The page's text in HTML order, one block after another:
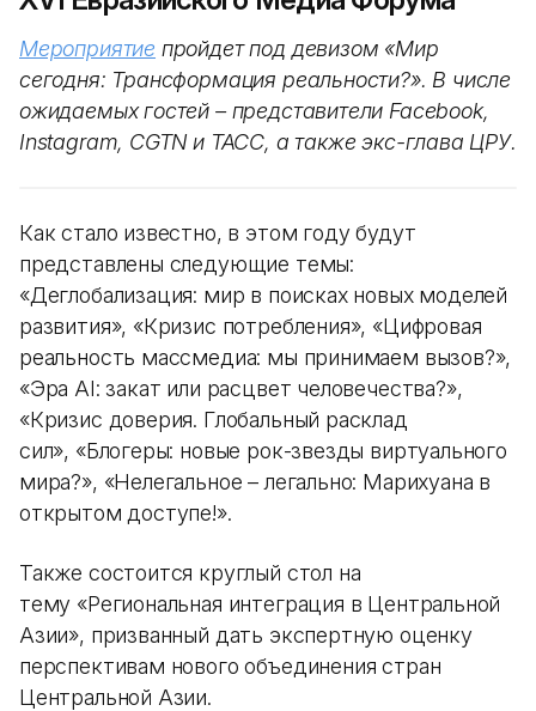
Мероприятие пройдет под девизом «Мир
сегодня: Трансформация реальности?». В числе
ожидаемых гостей – представители Facebook,
Instagram, CGTN и ТАСС, а также экс-глава ЦРУ.
Как стало известно, в этом году будут
представлены следующие темы:
«Деглобализация: мир в поисках новых моделей
развития», «Кризис потребления», «Цифровая
реальность массмедиа: мы принимаем вызов?»,
«Эра AI: закат или расцвет человечества?»,
«Кризис доверия. Глобальный расклад
сил», «Блогеры: новые рок-звезды виртуального
мира?», «Нелегальное – легально: Марихуана в
открытом доступе!».
Также состоится круглый стол на
тему «Региональная интеграция в Центральной
Азии», призванный дать экспертную оценку
перспективам нового объединения стран
Центральной Азии.